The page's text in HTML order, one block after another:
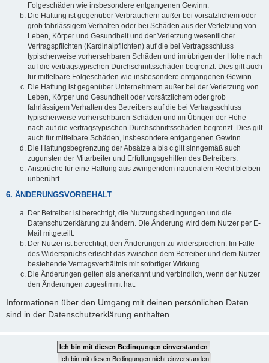
Folgeschäden wie insbesondere entgangenen Gewinn.
Die Haftung ist gegenüber Verbrauchern außer bei vorsätzlichem oder
grob fahrlässigem Verhalten oder bei Schäden aus der Verletzung von
Leben, Körper und Gesundheit und der Verletzung wesentlicher
Vertragspflichten (Kardinalpflichten) auf die bei Vertragsschluss
typischerweise vorhersehbaren Schäden und im übrigen der Höhe nach
auf die vertragstypischen Durchschnittsschäden begrenzt. Dies gilt auch
für mittelbare Folgeschäden wie insbesondere entgangenen Gewinn.
Die Haftung ist gegenüber Unternehmern außer bei der Verletzung von
Leben, Körper und Gesundheit oder vorsätzlichem oder grob
fahrlässigem Verhalten des Betreibers auf die bei Vertragsschluss
typischerweise vorhersehbaren Schäden und im Übrigen der Höhe
nach auf die vertragstypischen Durchschnittsschäden begrenzt. Dies gilt
auch für mittelbare Schäden, insbesondere entgangenen Gewinn.
Die Haftungsbegrenzung der Absätze a bis c gilt sinngemäß auch
zugunsten der Mitarbeiter und Erfüllungsgehilfen des Betreibers.
Ansprüche für eine Haftung aus zwingendem nationalem Recht bleiben
unberührt.
6. ÄNDERUNGSVORBEHALT
Der Betreiber ist berechtigt, die Nutzungsbedingungen und die
Datenschutzerklärung zu ändern. Die Änderung wird dem Nutzer per E-
Mail mitgeteilt.
Der Nutzer ist berechtigt, den Änderungen zu widersprechen. Im Falle
des Widerspruchs erlischt das zwischen dem Betreiber und dem Nutzer
bestehende Vertragsverhältnis mit sofortiger Wirkung.
Die Änderungen gelten als anerkannt und verbindlich, wenn der Nutzer
den Änderungen zugestimmt hat.
Informationen über den Umgang mit deinen persönlichen Daten
sind in der Datenschutzerklärung enthalten.